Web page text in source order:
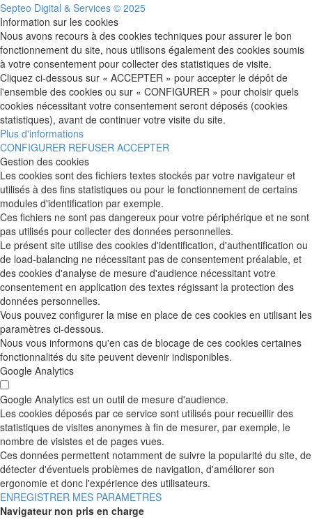
Septeo Digital & Services © 2025
Information sur les cookies
Nous avons recours à des cookies techniques pour assurer le bon
fonctionnement du site, nous utilisons également des cookies soumis
à votre consentement pour collecter des statistiques de visite.
Cliquez ci-dessous sur « ACCEPTER » pour accepter le dépôt de
l'ensemble des cookies ou sur « CONFIGURER » pour choisir quels
cookies nécessitant votre consentement seront déposés (cookies
statistiques), avant de continuer votre visite du site.
Plus d'informations
CONFIGURER REFUSER ACCEPTER
Gestion des cookies
Les cookies sont des fichiers textes stockés par votre navigateur et
utilisés à des fins statistiques ou pour le fonctionnement de certains
modules d'identification par exemple.
Ces fichiers ne sont pas dangereux pour votre périphérique et ne sont
pas utilisés pour collecter des données personnelles.
Le présent site utilise des cookies d'identification, d'authentification ou
de load-balancing ne nécessitant pas de consentement préalable, et
des cookies d'analyse de mesure d'audience nécessitant votre
consentement en application des textes régissant la protection des
données personnelles.
Vous pouvez configurer la mise en place de ces cookies en utilisant les
paramètres ci-dessous.
Nous vous informons qu'en cas de blocage de ces cookies certaines
fonctionnalités du site peuvent devenir indisponibles.
Google Analytics
Google Analytics est un outil de mesure d'audience.
Les cookies déposés par ce service sont utilisés pour recueillir des
statistiques de visites anonymes à fin de mesurer, par exemple, le
nombre de visistes et de pages vues.
Ces données permettent notamment de suivre la popularité du site, de
détecter d'éventuels problèmes de navigation, d'améliorer son
ergonomie et donc l'expérience des utilisateurs.
ENREGISTRER MES PARAMETRES
Navigateur non pris en charge